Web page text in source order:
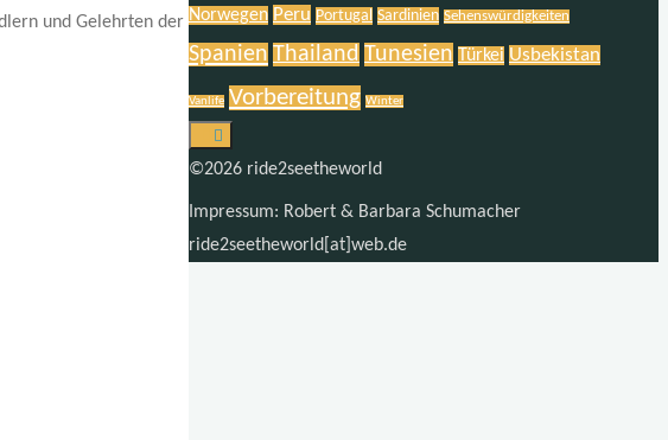
und Gelehrten der Norwegen Peru Portugal Sardinien Sehenswürdigkeiten
Spanien Thailand Tunesien Türkei Usbekistan
Vanlife Vorbereitung Winter
©2026 ride2seetheworld
Impressum: Robert & Barbara Schumacher
ride2seetheworld[at]web.de